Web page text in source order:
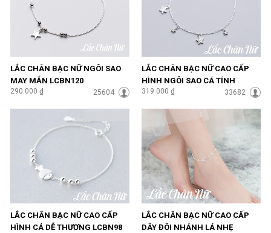
LẮC CHÂN BẠC NỮ NGÔI SAO
MAY MẮN LCBN120
290.000 ₫ 25604
LẮC CHÂN BẠC NỮ CAO CẤP
HÌNH NGÔI SAO CÁ TÍNH
LCBN94
319.000 ₫ 33682
LẮC CHÂN BẠC NỮ CAO CẤP
HÌNH CÁ DỄ THƯƠNG LCBN98
LẮC CHÂN BẠC NỮ CAO CẤP
DÂY ĐÔI NHÁNH LÁ NHẸ